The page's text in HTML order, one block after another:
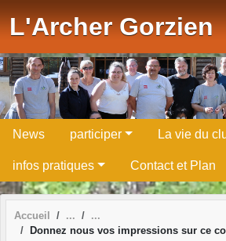
L'Archer Gorzien
News participer La vie du
infos pratiques Contact et Plan
Accueil
Donnez nous vos impressions sur ce